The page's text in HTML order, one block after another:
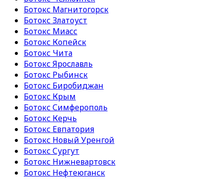
Ботокс Магнитогорск
Ботокс Златоуст
Ботокс Миасс
Ботокс Копейск
Ботокс Чита
Ботокс Ярославль
Ботокс Рыбинск
Ботокс Биробиджан
Ботокс Крым
Ботокс Симферополь
Ботокс Керчь
Ботокс Евпатория
Ботокс Новый Уренгой
Ботокс Сургут
Ботокс Нижневартовск
Ботокс Нефтеюганск